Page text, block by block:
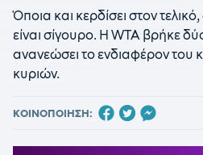
Όποια και κερδίσει στον
είναι σίγουρο. Η WTA βρήκε
ανανεώσει το ενδιαφέρον του
κυριών.
ΚΟΙΝΟΠΟΙΗΣΗ: